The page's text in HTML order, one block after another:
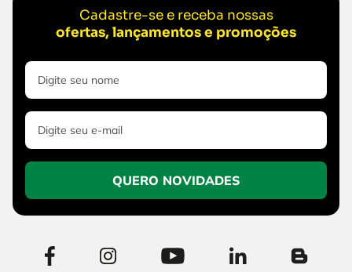
Cadastre-se e receba nossas
ofertas, lançamentos e promoções
QUERO NOVIDADES